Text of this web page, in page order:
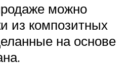
можно
из композитных
на основе